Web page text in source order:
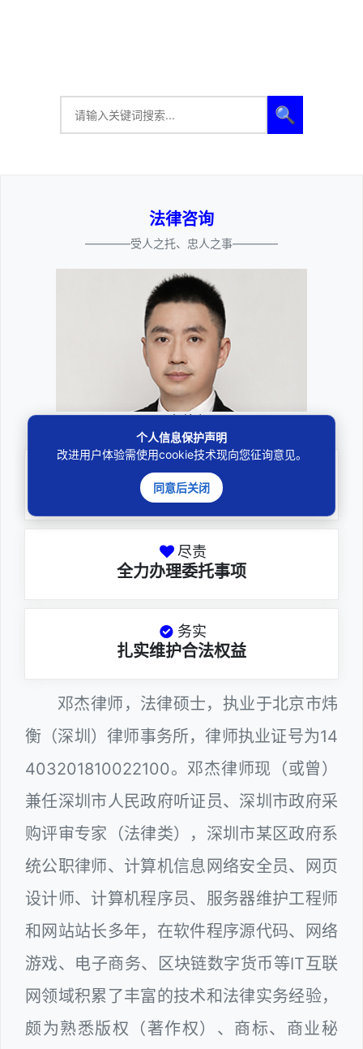
🔍
法律咨询
————受人之托、忠人之事————
专业
深耕厚积聚焦专注
尽责
全力办理委托事项
务实
扎实维护合法权益
邓杰律师，法律硕士，执业于北京市炜
衡（深圳）律师事务所，律师执业证号为14
403201810022100。邓杰律师现（或曾）
兼任深圳市人民政府听证员、深圳市政府采
购评审专家（法律类），深圳市某区政府系
统公职律师、计算机信息网络安全员、网页
设计师、计算机程序员、服务器维护工程师
和网站站长多年，在软件程序源代码、网络
游戏、电子商务、区块链数字货币等IT互联
网领域积累了丰富的技术和法律实务经验，
颇为熟悉版权（著作权）、商标、商业秘
个人信息保护声明
改进用户体验需使用cookie技术现向您征询意见。
同意后关闭